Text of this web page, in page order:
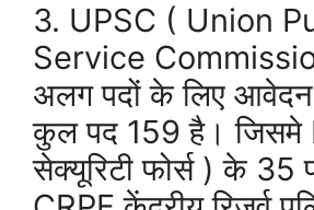
3. UPSC ( Union
Service
अलग पदों के लिए आवेदन
कुल पद 159 है। जिसमे
सेक्यूरिटी फोर्स ) के 35